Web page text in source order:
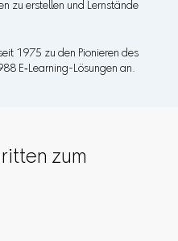
zu erstellen und Lernstände
1975 zu den Pionieren des
E‑Learning-Lösungen an.
zum